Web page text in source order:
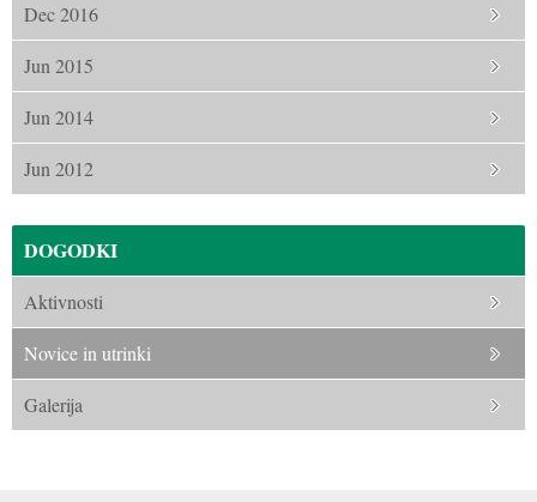
Dec 2016
Jun 2015
Jun 2014
Jun 2012
DOGODKI
Aktivnosti
Novice in utrinki
Galerija